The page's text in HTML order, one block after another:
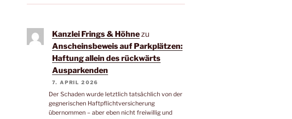
Kanzlei Frings & Höhnezu
Anscheinsbeweis auf Parkplätzen:
Haftung allein des rückwärts
Ausparkenden
7. APRIL 2026
Der Schaden wurde letztlich tatsächlich von der
gegnerischen Haftpflichtversicherung
übernommen – aber eben nicht freiwillig und